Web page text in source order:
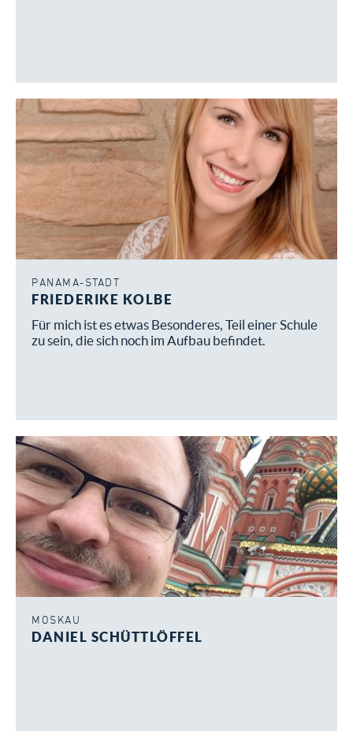
PANAMA-STADT
FRIEDERIKE KOLBE
Für mich ist es etwas Besonderes, Teil einer Schule
zu sein, die sich noch im Aufbau befindet.
MOSKAU
DANIEL SCHÜTTLÖFFEL